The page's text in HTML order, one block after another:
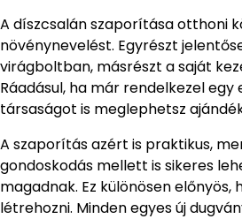
A díszcsalán szaporítása otthoni
növénynevelést. Egyrészt
virágboltban, másrészt a saját
Ráadásul, ha már rendelkezel
társaságot is meglephetsz
A szaporítás azért is praktikus,
gondoskodás mellett is sikeres
magadnak. Ez különösen
létrehozni. Minden egyes új